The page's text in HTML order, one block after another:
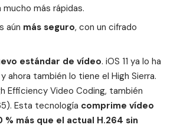
más rápidas.
aún más seguro, con un cifrado
estándar de vídeo. iOS 11 ya lo ha
ahora también lo tiene el High Sierra.
Efficiency Video Coding, también
Esta tecnología comprime vídeo
% más que el actual H.264 sin